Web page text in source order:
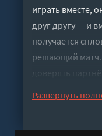
играть вместе,
друг другу — и
получается
решающий матч.
доверять
финального
Развернуть